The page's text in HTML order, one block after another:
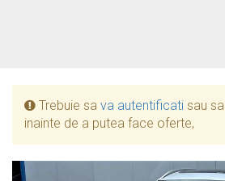
Trebuie sa va autentificati sau sa
inainte de a putea face oferte,